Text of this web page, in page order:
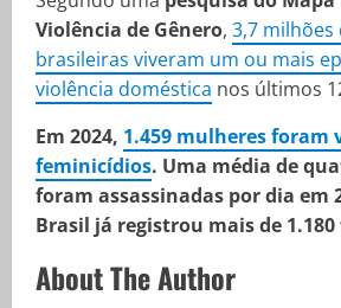
Violência de Gênero, 3,7 milhões
brasileiras viveram um ou mais
violência doméstica nos últimos
Em 2024, 1.459 mulheres foram
feminicídios. Uma média de
foram assassinadas por dia em
Brasil já registrou mais de
About The Author